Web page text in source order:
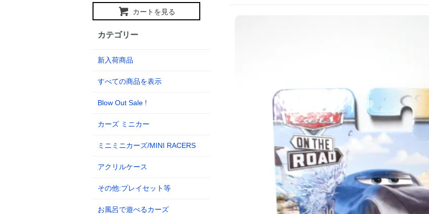
カートを見る
カテゴリー
新入荷商品
すべての商品を表示
Blow Out Sale !
カーズ ミニカー
ミニミニカーズ/MINI RACERS
アクリルケース
その他:プレイセット等
お風呂で遊べるカーズ